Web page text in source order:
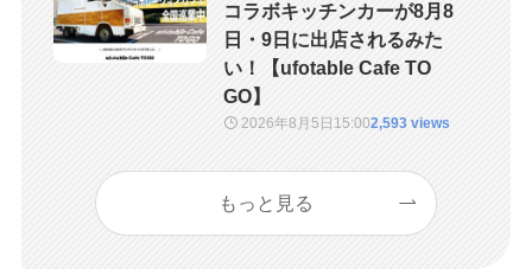
コラボキッチンカーが8月8
日・9日に出店されるみた
い！【ufotable Cafe TO
GO】
2026年8月5日 15:002,593 views
もっと見る